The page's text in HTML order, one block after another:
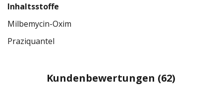
Inhaltsstoffe
Milbemycin-Oxim
Praziquantel
Kundenbewertungen (62)